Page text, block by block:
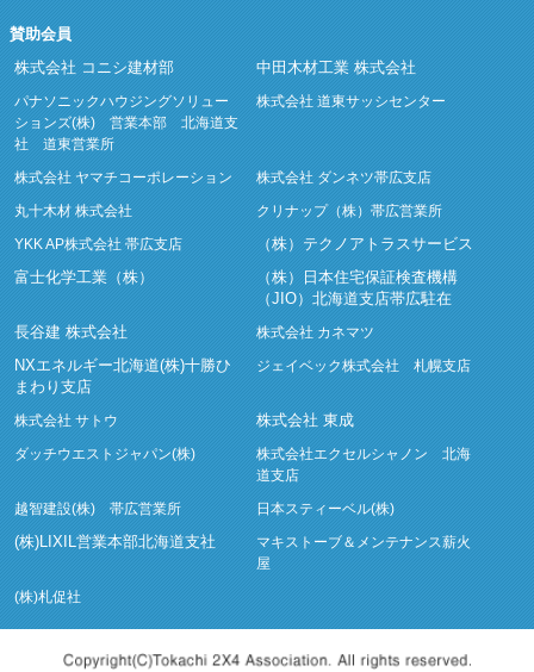
賛助会員
株式会社 コニシ建材部
中田木材工業 株式会社
パナソニックハウジングソリュー
ションズ(株) 営業本部 北海道支
社 道東営業所
株式会社 道東サッシセンター
株式会社 ヤマチコーポレーション
株式会社 ダンネツ帯広支店
丸十木材 株式会社
クリナップ（株）帯広営業所
YKK AP株式会社 帯広支店
（株）テクノアトラスサービス
富士化学工業（株）
（株）日本住宅保証検査機構
（JIO）北海道支店帯広駐在
長谷建 株式会社
株式会社 カネマツ
NXエネルギー北海道(株)十勝ひ
まわり支店
ジェイベック株式会社 札幌支店
株式会社 サトウ 株式会社 東成
ダッチウエストジャパン(株)
株式会社エクセルシャノン 北海
道支店
越智建設(株) 帯広営業所
日本スティーベル(株)
(株)LIXIL営業本部北海道支社
マキストーブ＆メンテナンス薪火
屋
(株)札促社